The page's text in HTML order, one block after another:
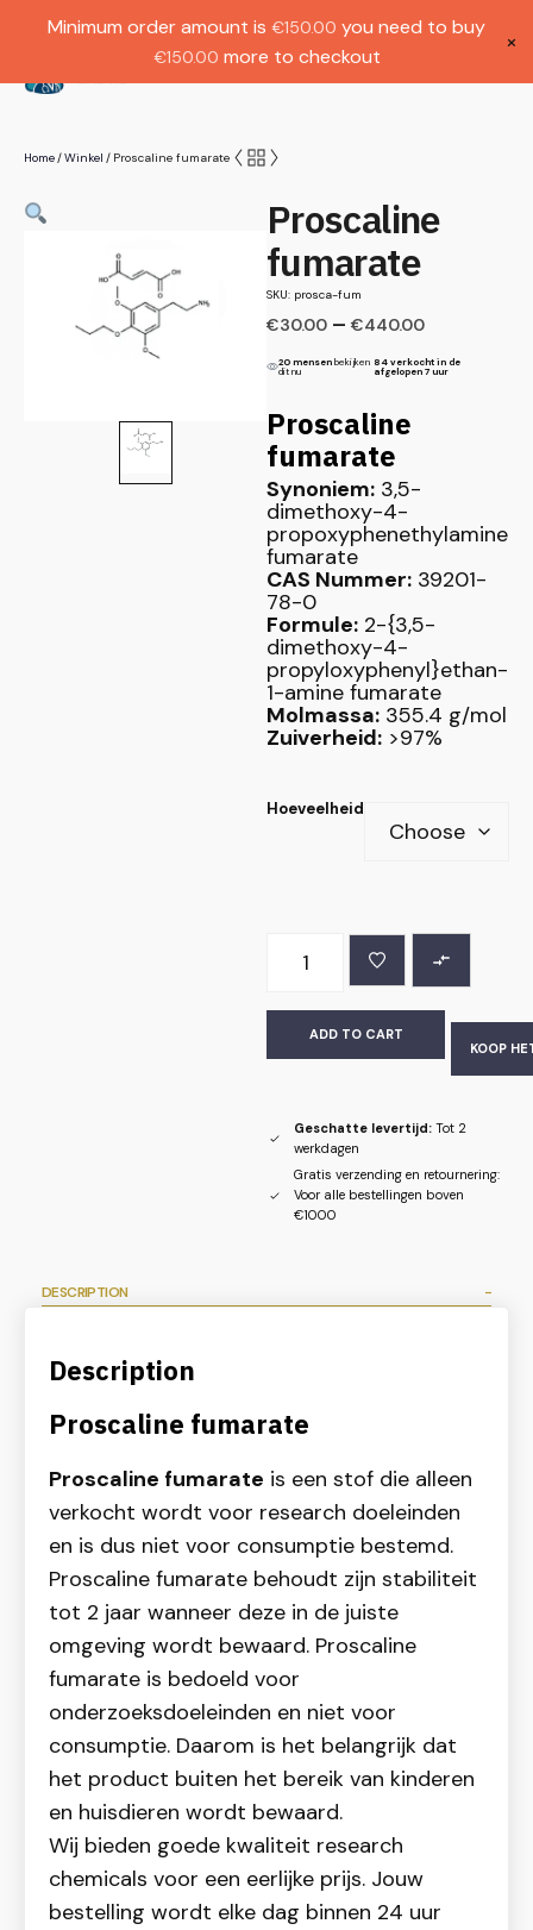
€1000.
Home/Winkel / Proscaline fumarate
Proscaline
fumarate
SKU: prosca-fum
€30.00 – €440.00
20 mensen bekijken
dit nu
84 verkocht in de
afgelopen 7 uur
Proscaline
fumarate
Synoniem: 3,5-
dimethoxy-4-
propoxyphenethylamine
fumarate
CAS Nummer: 39201-
78-0
Formule: 2-{3,5-
dimethoxy-4-
propyloxyphenyl}ethan-
1-amine fumarate
Molmassa: 355.4 g/mol
Zuiverheid: >97%
Hoeveelheid
ADD TO CART
KOOP
Geschatte levertijd:Tot 2
werkdagen
Gratis verzending en retournering:
Voor alle bestellingen boven
€1000
DESCRIPTION
Description
Proscaline fumarate
Proscaline fumarate is een stof die alleen
verkocht wordt voor research doeleinden
en is dus niet voor consumptie bestemd.
Proscaline fumarate behoudt zijn stabiliteit
tot 2 jaar wanneer deze in de juiste
omgeving wordt bewaard. Proscaline
fumarate is bedoeld voor
onderzoeksdoeleinden en niet voor
consumptie. Daarom is het belangrijk dat
het product buiten het bereik van kinderen
en huisdieren wordt bewaard.
Wij bieden goede kwaliteit research
chemicals voor een eerlijke prijs. Jouw
bestelling wordt elke dag binnen 24 uur
Minimum order amount is €150.00 you need to buy
€150.00 more to checkout
×